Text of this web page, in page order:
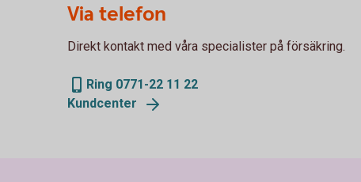
Via telefon
Direkt kontakt med våra specialister på försäkring.
Ring 0771-22 11 22
Kundcenter